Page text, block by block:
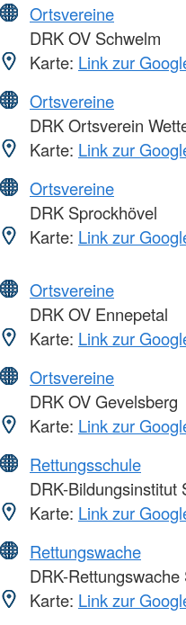
Ortsvereine
DRK OV Schwelm
Karte: Link zur
Ortsvereine
DRK Ortsverein
Karte: Link zur
Ortsvereine
DRK Sprockhövel
Karte: Link zur
Ortsvereine
DRK OV Ennepetal
Karte: Link zur
Ortsvereine
DRK OV Gevelsberg
Karte: Link zur
Rettungsschule
DRK-Bildungsinstitut
Karte: Link zur
Rettungswache
DRK-Rettungswache
Karte: Link zur